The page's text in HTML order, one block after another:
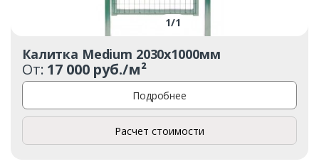
1/1
Калитка Medium 2030х1000мм
От: 17 000 руб./м²
Подробнее
Расчет стоимости